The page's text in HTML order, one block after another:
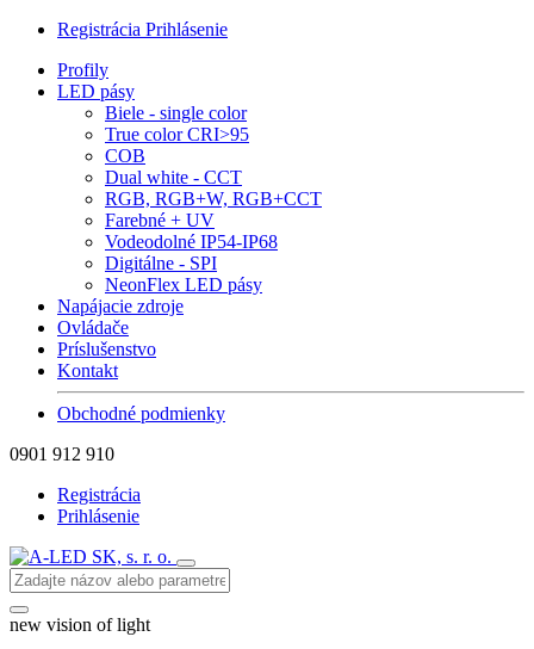
Registrácia Prihlásenie
Profily
LED pásy
Biele - single color
True color CRI>95
COB
Dual white - CCT
RGB, RGB+W, RGB+CCT
Farebné + UV
Vodeodolné IP54-IP68
Digitálne - SPI
NeonFlex LED pásy
Napájacie zdroje
Ovládače
Príslušenstvo
Kontakt
Obchodné podmienky
0901 912 910
Registrácia
Prihlásenie
new vision of light